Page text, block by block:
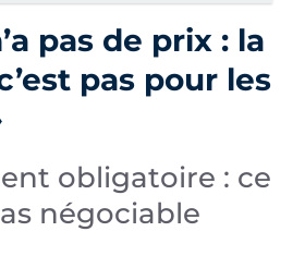
pas de prix : la
pas pour les
obligatoire : ce
négociable